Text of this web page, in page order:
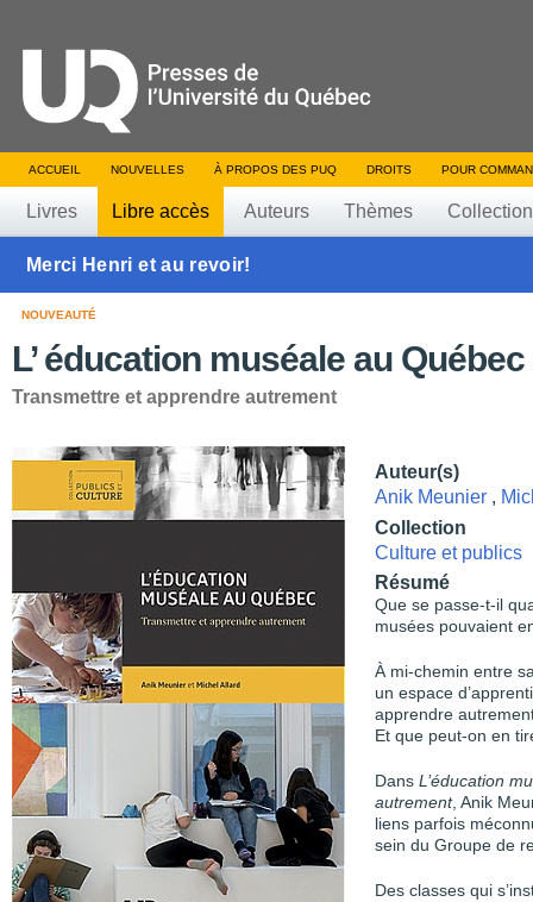
ACCUEIL NOUVELLES À PROPOS DES PUQ DROITS POUR
Livres Libre accès Auteurs Thèmes
Merci Henri et au revoir!
NOUVEAUTÉ
L’ éducation muséale au Québec
Transmettre et apprendre autrement
Auteur(s)
Anik Meunier ,
Collection
Culture et publics
Résumé
Que se passe-t-il
musées pouvaient
À mi-chemin entre
un espace
apprendre
Et que peut-on en
Dans L’éducation
autrement, Anik
liens parfois
sein du Groupe de
Des classes qui